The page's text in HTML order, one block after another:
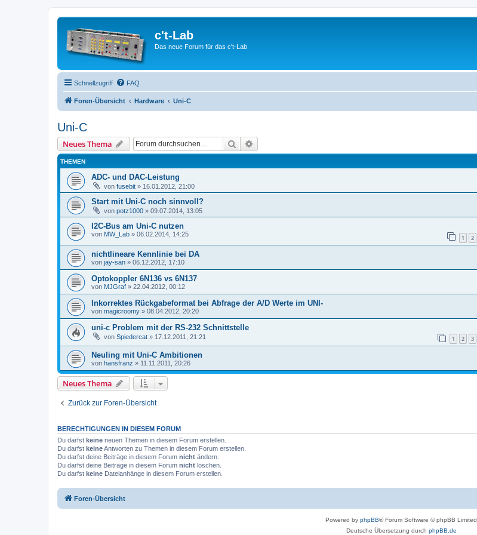
c't-Lab
Das neue Forum für das c't-Lab
Schnellzugriff FAQ
Foren-Übersicht Hardware Uni-C
Uni-C
Neues Thema Suche
THEMEN
ADC- und DAC-Leistung
von fusebit » 16.01.2012, 21:00
Start mit Uni-C noch sinnvoll?
von potz1000 » 09.07.2014, 13:05
I2C-Bus am Uni-C nutzen
von MW_Lab » 06.02.2014, 14:25 1 2
nichtlineare Kennlinie bei DA
von jay-san » 06.12.2012, 17:10
Optokoppler 6N136 vs 6N137
von MJGraf » 22.04.2012, 00:12
Inkorrektes Rückgabeformat bei Abfrage der A/D Werte im UNI-
von magicroomy » 08.04.2012, 20:20
uni-c Problem mit der RS-232 Schnittstelle
von Spiedercat » 17.12.2011, 21:21 1 2 3
Neuling mit Uni-C Ambitionen
von hansfranz » 11.11.2011, 20:26
Neues Thema
Zurück zur Foren-Übersicht
BERECHTIGUNGEN IN DIESEM FORUM
Du darfst keine neuen Themen in diesem Forum erstellen.
Du darfst keineAntworten zu Themen in diesem Forum erstellen.
Du darfst deine Beiträge in diesem Forum nicht ändern.
Du darfst deine Beiträge in diesem Forum nicht löschen.
Du darfst keine Dateianhänge in diesem Forum erstellen.
Foren-Übersicht
Powered by phpBB® Forum Software © phpBB Limited
Deutsche Übersetzung durch phpBB.de